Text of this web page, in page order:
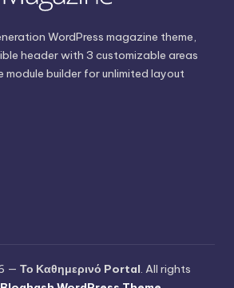
WordPress magazine theme,
header with 3 customizable areas
builder for unlimited layout
— Το Καθημερινό Portal. All rights